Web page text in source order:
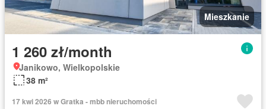
Mieszkanie
1 260 zł/month
Janikowo, Wielkopolskie
38 m²
17 kwi 2026 w Gratka - mbb nieruchomości